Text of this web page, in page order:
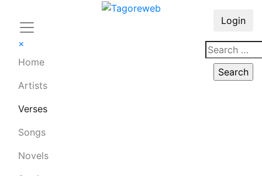
×
Home
Artists
Verses
Songs
Novels
Login